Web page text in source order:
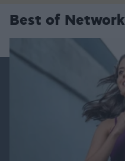
Best of Network